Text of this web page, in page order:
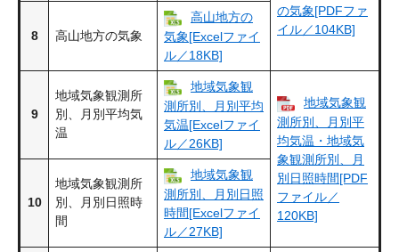
の気象​[PDFファ
イル／104KB]
8 高山地方の気象
高山地方の
気象[Excelファイ
ル／18KB]
9
地域気象観測所
別、月別平均気
温
地域気象観
測所別、月別平均
気温[Excelファイ
ル／26KB]
地域気象観
測所別、月別平
均気温・地域気
象観測所別、月
別日照時間​[PDF
ファイル／
120KB]
10
地域気象観測所
別、月別日照時
間
地域気象観
測所別、月別日照
時間[Excelファイ
ル／27KB]